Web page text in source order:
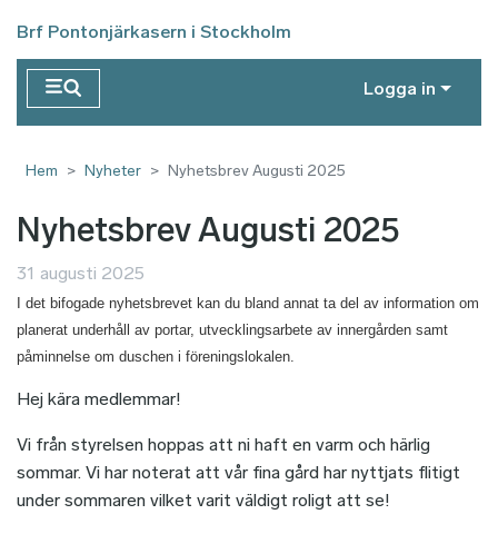
Brf Pontonjärkasern i Stockholm
Logga in
Hem Nyheter Nyhetsbrev Augusti 2025
Nyhetsbrev Augusti 2025
31 augusti 2025
I det bifogade nyhetsbrevet kan du bland annat ta del av information om
planerat underhåll av portar, utvecklingsarbete av innergården samt
påminnelse om duschen i föreningslokalen.
Hej kära medlemmar!
Vi från styrelsen hoppas att ni haft en varm och härlig
sommar. Vi har noterat att vår fina gård har nyttjats flitigt
under sommaren vilket varit väldigt roligt att se!